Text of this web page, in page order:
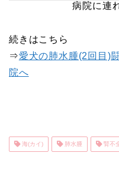
病院に連
続きはこちら
⇒愛犬の肺水腫(2回目
院へ
海(カイ) 肺水腫 腎不